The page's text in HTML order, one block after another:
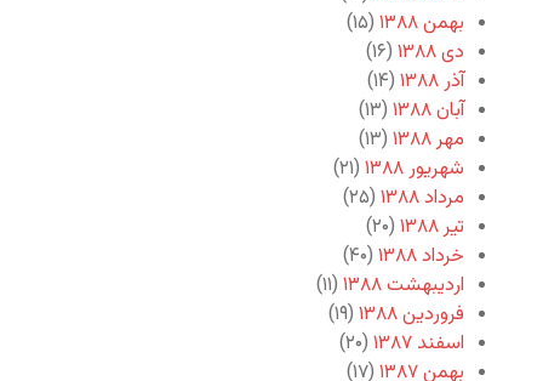
بهمن ۱۳۸۸
(۱۵)
دی ۱۳۸۸
(۱۶)
آذر ۱۳۸۸
(۱۴)
آبان ۱۳۸۸
(۱۳)
مهر ۱۳۸۸
(۱۳)
شهریور ۱۳۸۸
(۲۱)
مرداد ۱۳۸۸
(۲۵)
تیر ۱۳۸۸
(۲۰)
خرداد ۱۳۸۸
(۴۰)
اردیبهشت ۱۳۸۸
(۱۱)
فروردین ۱۳۸۸
(۱۹)
اسفند ۱۳۸۷
(۲۰)
بهمن ۱۳۸۷
(۱۷)